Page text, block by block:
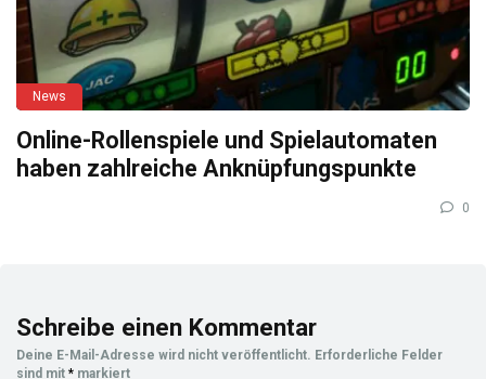
News
Online-Rollenspiele und Spielautomaten
haben zahlreiche Anknüpfungspunkte
0
Schreibe einen Kommentar
Deine E-Mail-Adresse wird nicht veröffentlicht. Erforderliche Felder
sind mit * markiert